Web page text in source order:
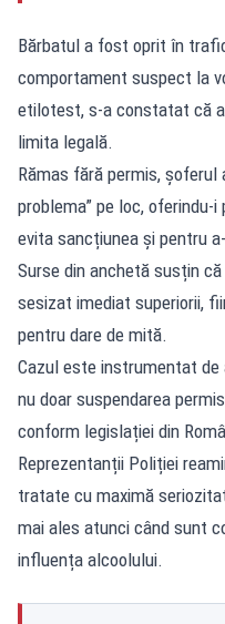
Bărbatul a fost oprit în
comportament suspect la
etilotest, s-a constatat că
limita legală.
Rămas fără permis,
problema” pe loc,
evita sancțiunea și pentru
Surse din anchetă susțin
sesizat imediat superiorii,
pentru dare de mită.
Cazul este instrumentat
nu doar suspendarea
conform legislației din
Reprezentanții Poliției
tratate cu maximă
mai ales atunci când sunt
influența alcoolului.